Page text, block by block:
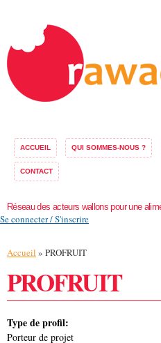
ACCUEIL QUI SOMMES-NOUS ?
CONTACT
Réseau des acteurs wallons pour une
Se connecter / S'inscrire
Vous êtes ici
Accueil » PROFRUIT
PROFRUIT
Type de profil:
Porteur de projet